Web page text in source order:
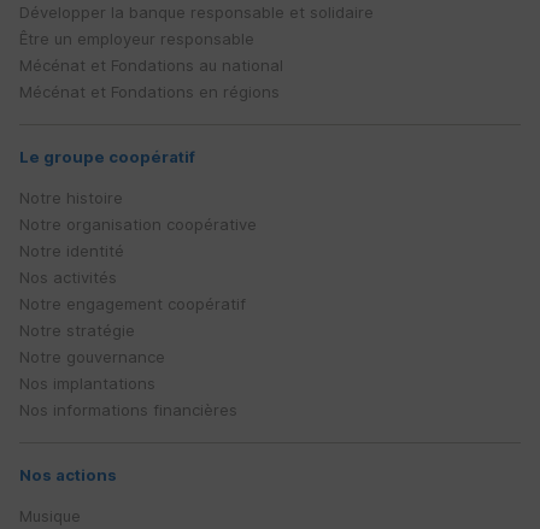
Développer la banque responsable et solidaire
Être un employeur responsable
Mécénat et Fondations au national
Mécénat et Fondations en régions
Le groupe coopératif
Notre histoire
Notre organisation coopérative
Notre identité
Nos activités
Notre engagement coopératif
Notre stratégie
Notre gouvernance
Nos implantations
Nos informations financières
Nos actions
Musique